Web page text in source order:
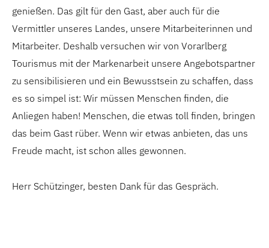
genießen. Das gilt für den Gast, aber auch für die
Vermittler unseres Landes, unsere Mitarbeiterinnen und
Mitarbeiter. Deshalb versuchen wir von Vorarlberg
Tourismus mit der Markenarbeit unsere Angebotspartner
zu sensibilisieren und ein Bewusstsein zu schaffen, dass
es so simpel ist: Wir müssen Menschen finden, die
Anliegen haben! Menschen, die etwas toll finden, bringen
das beim Gast rüber. Wenn wir etwas anbieten, das uns
Freude macht, ist schon alles gewonnen.
Herr Schützinger, besten Dank für das Gespräch.